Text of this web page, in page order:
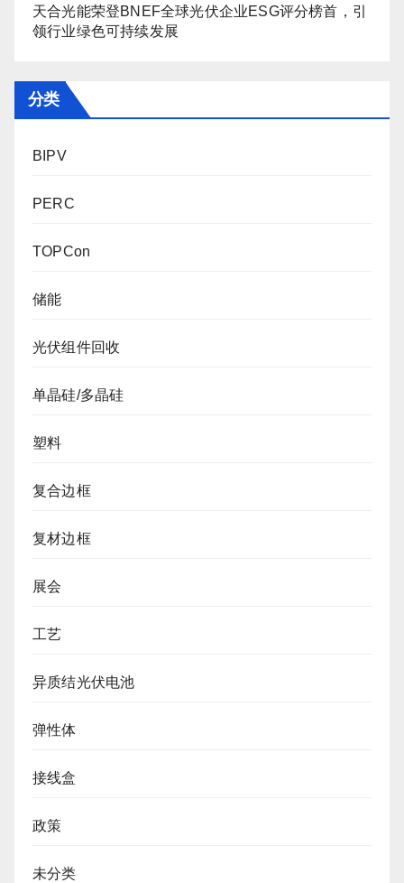
天合光能荣登BNEF全球光伏企业ESG评分榜首，引
领行业绿色可持续发展
分类
BIPV
PERC
TOPCon
储能
光伏组件回收
单晶硅/多晶硅
塑料
复合边框
复材边框
展会
工艺
异质结光伏电池
弹性体
接线盒
政策
未分类